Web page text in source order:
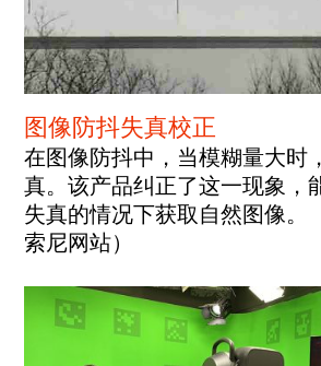
图像防抖失真校正
在图像防抖中，当模糊量大时
真。该产品纠正了这一现象，
失真的情况下获取自然图像。
索尼网站）